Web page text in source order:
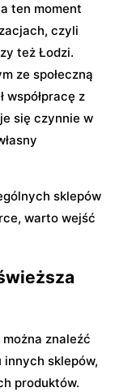
ten moment
czyli
też Łodzi.
ze społeczną
współpracę z
się czynnie w
sklepów
warto wejść
znaleźć
sklepów,
produktów.